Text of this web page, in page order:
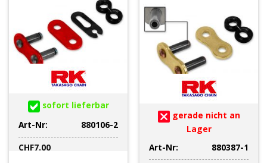
sofort lieferbar
Art-Nr:
880106-2
CHF7.00
gerade nicht an
Lager
Art-Nr:
880387-1